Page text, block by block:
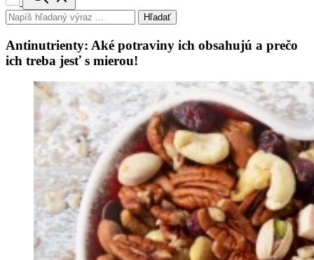
Hľadať
Antinutrienty: Aké potraviny ich obsahujú a prečo
ich treba jesť s mierou!